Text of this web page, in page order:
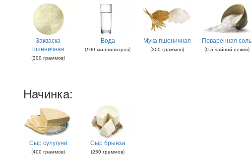
Закваска
пшеничная
(300 граммов)
Вода
(100 миллилитров)
Мука пшеничная
(300 граммов)
Поваренная соль
(0.5 чайной ложки)
Начинка:
Сыр сулугуни
(400 граммов)
Сыр брынза
(250 граммов)